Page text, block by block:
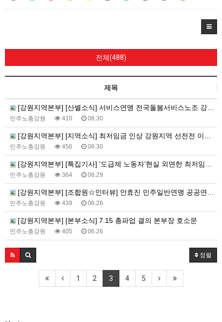
전체(488)
제목
[강원지역본부] [산별소식] 서비스연맹 전국돌봄서비스노조 강원지부 강순득 조합원으로 부터...
민주노총강원 410 06.30
[강원지역본부] [지역소식] 최저임금 인상 강원지역 선전전 이모저모
민주노총강원 456 06.30
[강원지역본부] [특집기사] '도급제 노동자’현실 외면한 최저임금위원회, 모든 노동자에게 최저임금을!
민주노총강원 364 06.29
[강원지역본부] [조합원☆인터뷰] 안효진 민주일반연맹 공공연대노조 아이돌봄 강원지부 춘천지회 조합원 인터뷰
민주노총강원 439 06.26
[강원지역본부] [본부소식] 7.15 총파업 결의 본부장 호소문
민주노총강원 405 06.26
정렬
1 2 3 4 5